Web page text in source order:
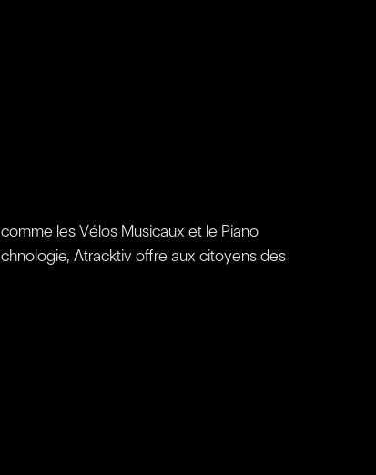
les Vélos Musicaux et le Piano
Atracktiv offre aux citoyens des